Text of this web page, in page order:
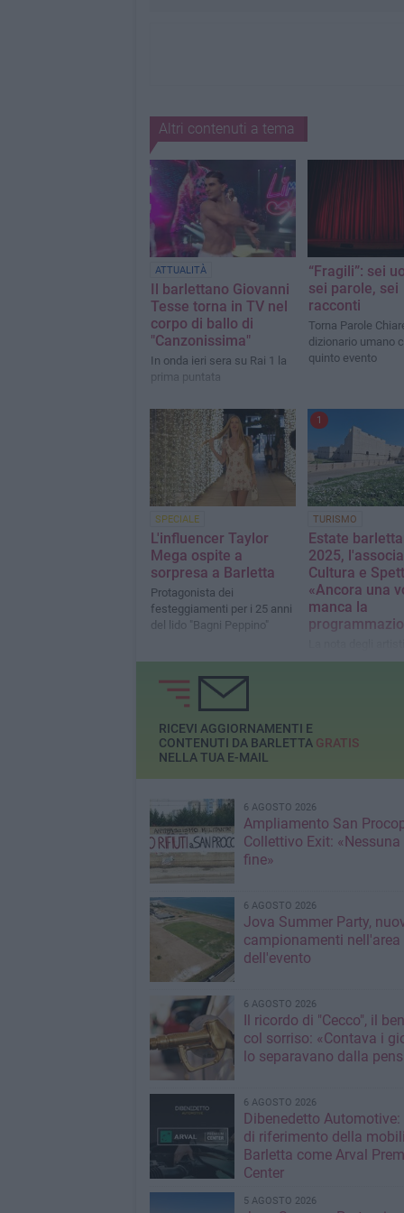
Altri contenuti a tema
ATTUALITÀ
Il barlettano Giovanni
Tesse torna in TV nel
corpo di ballo di
"Canzonissima"
In onda ieri sera su Rai 1 la
prima puntata
“Fragili”: sei
sei parole, sei
racconti
Torna Parole
dizionario umano
quinto evento
SPECIALE
L'influencer Taylor
Mega ospite a
sorpresa a Barletta
Protagonista dei
festeggiamenti per i 25 anni
del lido "Bagni Peppino"
1
TURISMO
Estate
2025,
Cultura e
«Ancora una
manca la
La nota degli
RICEVI AGGIORNAMENTI E
CONTENUTI DA BARLETTA GRATIS
NELLA TUA E-MAIL
6 AGOSTO 2026
Ampliamento San
Collettivo Exit:
fine»
6 AGOSTO 2026
Jova Summer Party,
campionamenti nell'area
dell'evento
6 AGOSTO 2026
Il ricordo di "Cecco", il
col sorriso: «Contava i
lo separavano dalla
6 AGOSTO 2026
Dibenedetto
di riferimento della
Barletta come Arval
Center
5 AGOSTO 2026